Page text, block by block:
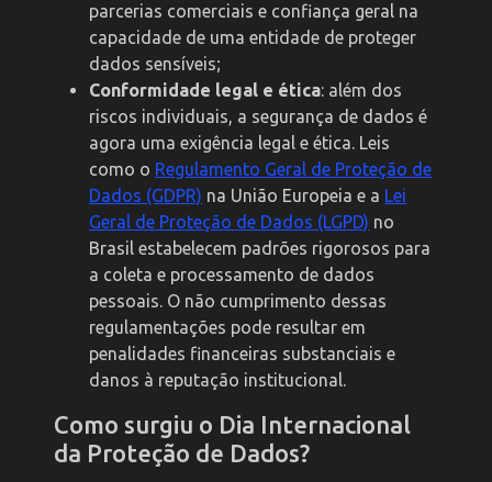
parcerias comerciais e confiança geral na
capacidade de uma entidade de proteger
dados sensíveis;
Conformidade legal e ética: além dos
riscos individuais, a segurança de dados é
agora uma exigência legal e ética. Leis
como o Regulamento Geral de Proteção de
Dados (GDPR) na União Europeia e a Lei
Geral de Proteção de Dados (LGPD) no
Brasil estabelecem padrões rigorosos para
a coleta e processamento de dados
pessoais. O não cumprimento dessas
regulamentações pode resultar em
penalidades financeiras substanciais e
danos à reputação institucional.
Como surgiu o Dia Internacional
da Proteção de Dados?